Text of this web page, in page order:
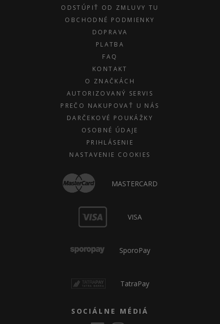
ODSTÚPIŤ OD ZMLUVY TU
OBCHODNÉ PODMIENKY
DOPRAVA
PLATBA
FAQ
KONTAKT
O ZNAČKÁCH
AUTORIZOVANÝ SERVIS
PREČO NAKUPOVAŤ U NÁS
DARČEKOVÉ POUKÁŽKY
OSOBNÉ ÚDAJE
PRIHLÁSENIE
NASTAVENIE COOKIES
MASTERCARD
VISA
SporoPay
TatraPay
SOCIÁLNE MÉDIÁ